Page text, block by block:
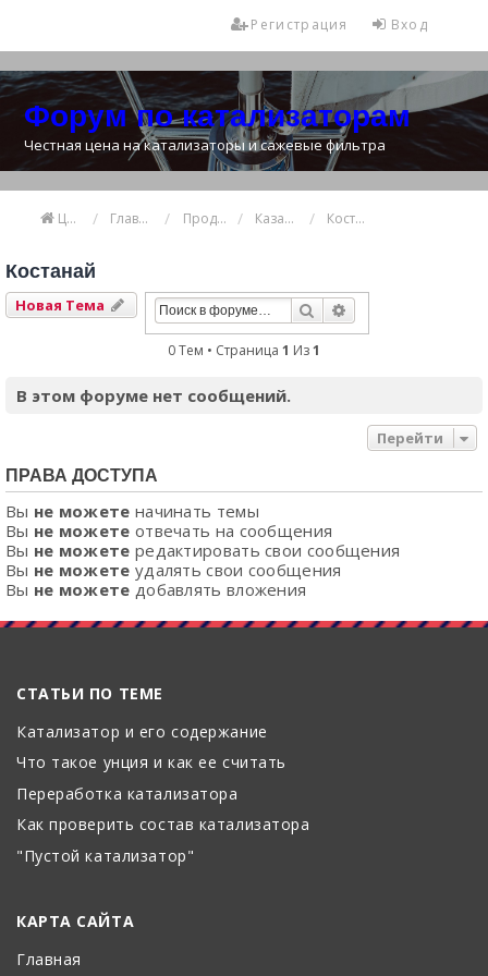
Вход
Регистрация
Форум по катализаторам
Честная цена на катализаторы и сажевые фильтра
Цена катализатора Главная Продажа и покупка катализаторов Казахстан Костанай
Костанай
Новая Тема Поиск
0 Тем • Страница 1 Из1
В этом форуме нет сообщений.
Перейти
ПРАВА ДОСТУПА
Вы не можете начинать темы
Вы не можете отвечать на сообщения
Вы не можете редактировать свои сообщения
Вы не можете удалять свои сообщения
Вы не можете добавлять вложения
СТАТЬИ ПО ТЕМЕ
Катализатор и его содержание
Что такое унция и как ее считать
Переработка катализатора
Как проверить состав катализатора
"Пустой катализатор"
КАРТА САЙТА
Главная